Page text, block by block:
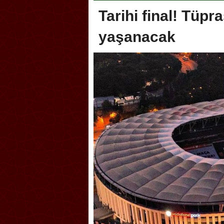
Tarihi final!
yaşanacak
Akçakoca, Geleneksel
Şampiyonası’na ev